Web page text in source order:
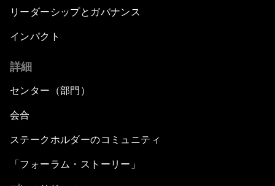
リーダーシップとガバナンス
インパクト
詳細
センター（部門）
会合
ステークホルダーのコミュニティ
「フォーラム・ストーリー」